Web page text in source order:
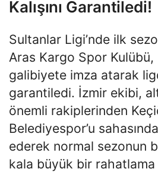
Kalışını Garantiledi!
Sultanlar Ligi’nde ilk
Aras Kargo Spor
galibiyete imza atarak
garantiledi. İzmir ekibi,
önemli rakiplerinden
Belediyespor’u
ederek normal sezonun
kala büyük bir rahatlama